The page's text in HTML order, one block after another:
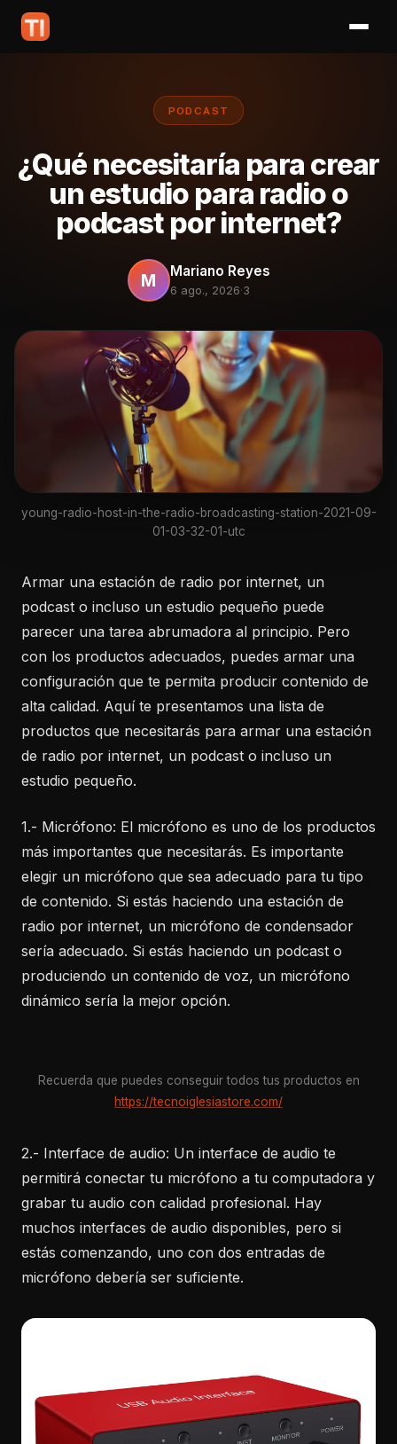
PODCAST
¿Qué necesitaría para crear
un estudio para radio o
podcast por internet?
M Mariano Reyes
6 ago., 2026·3
young-radio-host-in-the-radio-broadcasting-station-2021-09-
01-03-32-01-utc
Armar una estación de radio por internet, un
podcast o incluso un estudio pequeño puede
parecer una tarea abrumadora al principio. Pero
con los productos adecuados, puedes armar una
configuración que te permita producir contenido de
alta calidad. Aquí te presentamos una lista de
productos que necesitarás para armar una estación
de radio por internet, un podcast o incluso un
estudio pequeño.
1.- Micrófono: El micrófono es uno de los productos
más importantes que necesitarás. Es importante
elegir un micrófono que sea adecuado para tu tipo
de contenido. Si estás haciendo una estación de
radio por internet, un micrófono de condensador
sería adecuado. Si estás haciendo un podcast o
produciendo un contenido de voz, un micrófono
dinámico sería la mejor opción.
Recuerda que puedes conseguir todos tus productos en
https://tecnoiglesiastore.com/
2.- Interface de audio: Un interface de audio te
permitirá conectar tu micrófono a tu computadora y
grabar tu audio con calidad profesional. Hay
muchos interfaces de audio disponibles, pero si
estás comenzando, uno con dos entradas de
micrófono debería ser suficiente.